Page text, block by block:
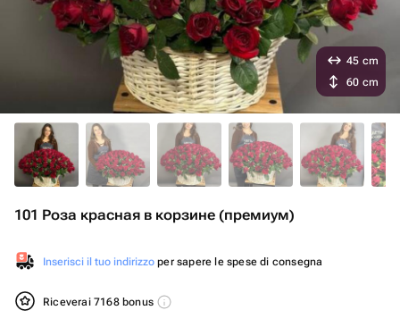
101 Роза красная в корзине (премиум)
Inserisci il tuo indirizzo per sapere le spese di consegna
Riceverai 7168 bonus
45 cm
60 cm